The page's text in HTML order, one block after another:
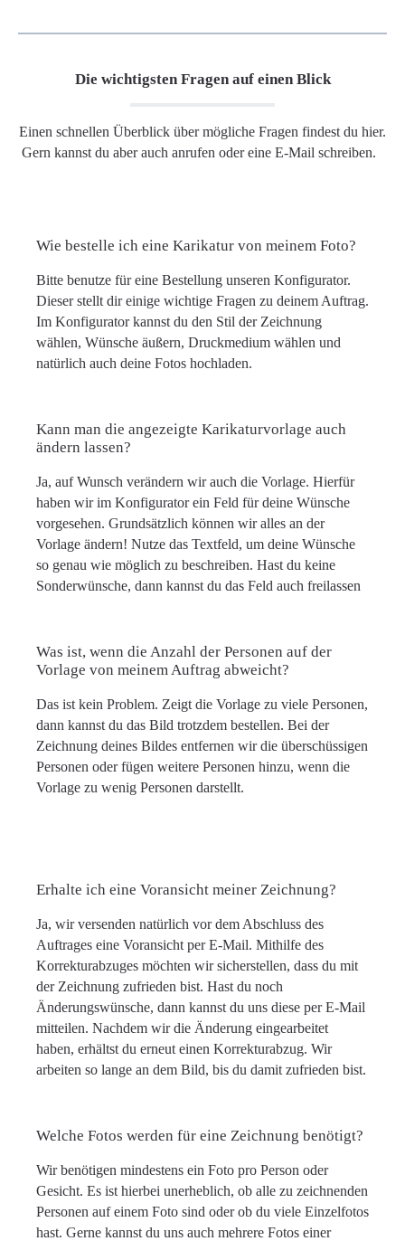
Die wichtigsten Fragen auf einen Blick
Einen schnellen Überblick über mögliche Fragen findest du hier.
Gern kannst du aber auch anrufen oder eine E-Mail schreiben.
Wie bestelle ich eine Karikatur von meinem Foto?
Bitte benutze für eine Bestellung unseren Konfigurator.
Dieser stellt dir einige wichtige Fragen zu deinem Auftrag.
Im Konfigurator kannst du den Stil der Zeichnung
wählen, Wünsche äußern, Druckmedium wählen und
natürlich auch deine Fotos hochladen.
Kann man die angezeigte Karikaturvorlage auch
ändern lassen?
Ja, auf Wunsch verändern wir auch die Vorlage. Hierfür
haben wir im Konfigurator ein Feld für deine Wünsche
vorgesehen. Grundsätzlich können wir alles an der
Vorlage ändern! Nutze das Textfeld, um deine Wünsche
so genau wie möglich zu beschreiben. Hast du keine
Sonderwünsche, dann kannst du das Feld auch freilassen
Was ist, wenn die Anzahl der Personen auf der
Vorlage von meinem Auftrag abweicht?
Das ist kein Problem. Zeigt die Vorlage zu viele Personen,
dann kannst du das Bild trotzdem bestellen. Bei der
Zeichnung deines Bildes entfernen wir die überschüssigen
Personen oder fügen weitere Personen hinzu, wenn die
Vorlage zu wenig Personen darstellt.
Erhalte ich eine Voransicht meiner Zeichnung?
Ja, wir versenden natürlich vor dem Abschluss des
Auftrages eine Voransicht per E-Mail. Mithilfe des
Korrekturabzuges möchten wir sicherstellen, dass du mit
der Zeichnung zufrieden bist. Hast du noch
Änderungswünsche, dann kannst du uns diese per E-Mail
mitteilen. Nachdem wir die Änderung eingearbeitet
haben, erhältst du erneut einen Korrekturabzug. Wir
arbeiten so lange an dem Bild, bis du damit zufrieden bist.
Welche Fotos werden für eine Zeichnung benötigt?
Wir benötigen mindestens ein Foto pro Person oder
Gesicht. Es ist hierbei unerheblich, ob alle zu zeichnenden
Personen auf einem Foto sind oder ob du viele Einzelfotos
hast. Gerne kannst du uns auch mehrere Fotos einer